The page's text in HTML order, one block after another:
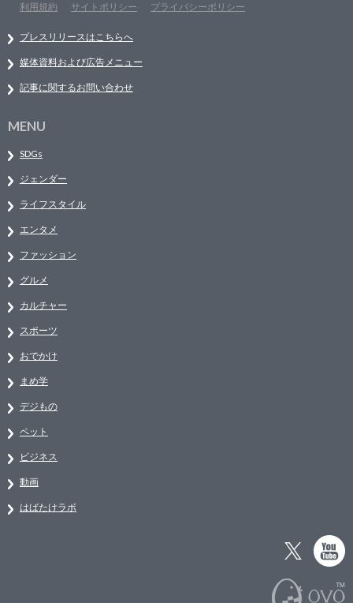
利用規約
サイトポリシー プライバシーポリシー
プレスリリースはこちらへ
媒体資料および広告メニュー
記事に関するお問い合わせ
MENU
SDGs
ジェンダー
ライフスタイル
エンタメ
ファッション
グルメ
カルチャー
スポーツ
おでかけ
まめ学
デジもの
ペット
ビジネス
動画
はばたけラボ